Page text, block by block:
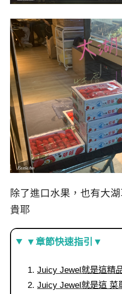
除了進口水果，也有大
貴耶
▼章節快速指引▼
Juicy Jewel就是這精
Juicy Jewel就是這 菜